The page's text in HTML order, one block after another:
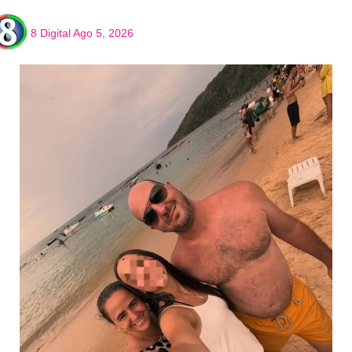
8 DigitalAgo 5, 2026